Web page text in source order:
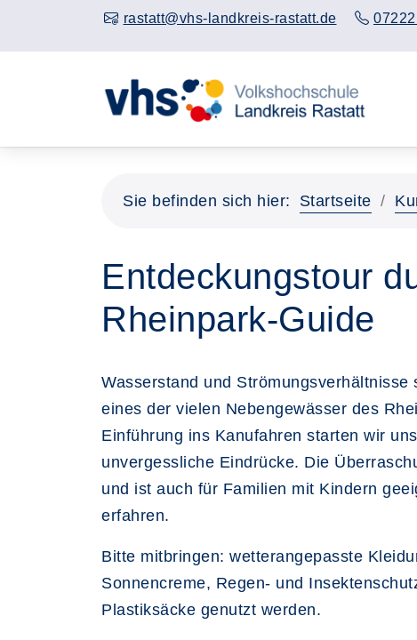
rastatt@vhs-landkreis-rastatt.de
Sie befinden sich hier: Startseite
Entdeckungstour
Rheinpark-Guide
Wasserstand und
eines der vielen Nebengewässer des
Einführung ins Kanufahren starten wir
unvergessliche Eindrücke. Die
und ist auch für Familien mit Kindern
erfahren.
Bitte mitbringen: wetterangepasste
Sonnencreme, Regen- und
Plastiksäcke genutzt werden.